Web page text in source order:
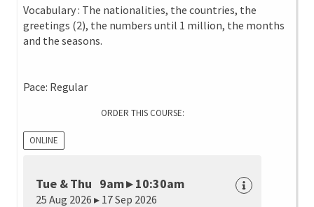
Vocabulary : The nationalities, the countries, the
greetings (2), the numbers until 1 million, the months
and the seasons.
Pace: Regular
ORDER THIS COURSE:
ONLINE
Tue & Thu 9am ▸ 10:30am
25 Aug 2026 ▸ 17 Sep 2026